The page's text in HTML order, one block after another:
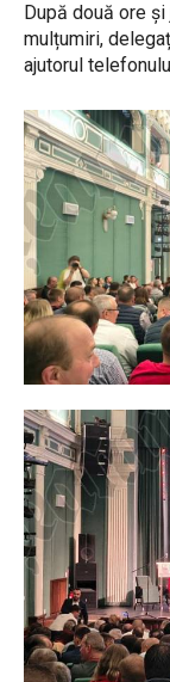
După două ore
mulțumiri,
ajutorul